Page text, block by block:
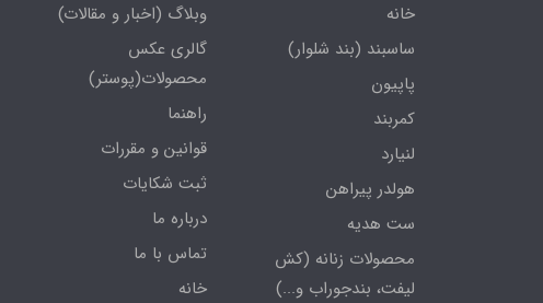
خانه
ساسبند (بند شلوار)
پاپیون
کمربند
لنیارد
هولدر پیراهن
ست هدیه
محصولات زنانه (کش
لیفت، بندجوراب و...)
وبلاگ (اخبار و مقالات)
گالری عکس
محصولات(پوستر)
راهنما
قوانین و مقررات
ثبت شکایات
درباره ما
تماس با ما
خانه